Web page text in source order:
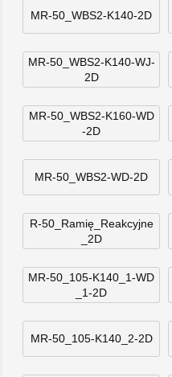
MR-50_WBS2-K140-2D
MR-50_WBS2-K140-WJ-
2D
MR-50_WBS2-K160-WD
-2D
MR-50_WBS2-WD-2D
R-50_Ramię_Reakcyjne
_2D
MR-50_105-K140_1-WD
_1-2D
MR-50_105-K140_2-2D